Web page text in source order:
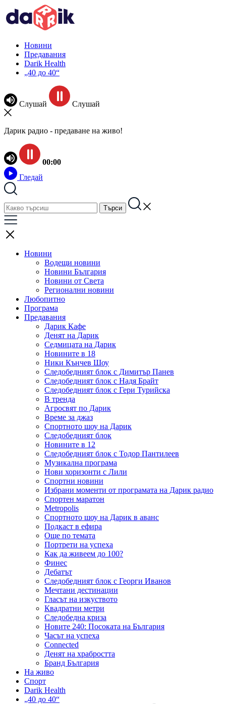
Новини
Предавания
Darik Health
„40 до 40“
Слушай Слушай
Дарик радио - предаване на живо!
00:00
Гледай
Новини
Водещи новини
Новини България
Новини от Света
Регионални новини
Любопитно
Програма
Предавания
Дарик Кафе
Денят на Дарик
Седмицата на Дарик
Новините в 18
Ники Кънчев Шоу
Следобедният блок с Димитър Панев
Следобедният блок с Надя Брайт
Следобедният блок с Гери Турийска
В тренда
Агросвят по Дарик
Време за джаз
Спортното шоу на Дарик
Следобедният блок
Новините в 12
Следобедният блок с Тодор Пантилеев
Музикална програма
Нови хоризонти с Лили
Спортни новини
Избрани моменти от програмата на Дарик радио
Спортен маратон
Metropolis
Спортното шоу на Дарик в аванс
Подкаст в ефира
Още по темата
Портрети на успеха
Как да живеем до 100?
Финес
Дебатът
Следобедният блок с Георги Иванов
Мечтани дестинации
Гласът на изкуството
Квадратни метри
Следобедна криза
Новите 240: Посоката на България
Часът на успеха
Connected
Денят на храбростта
Бранд България
На живо
Спорт
Darik Health
„40 до 40“